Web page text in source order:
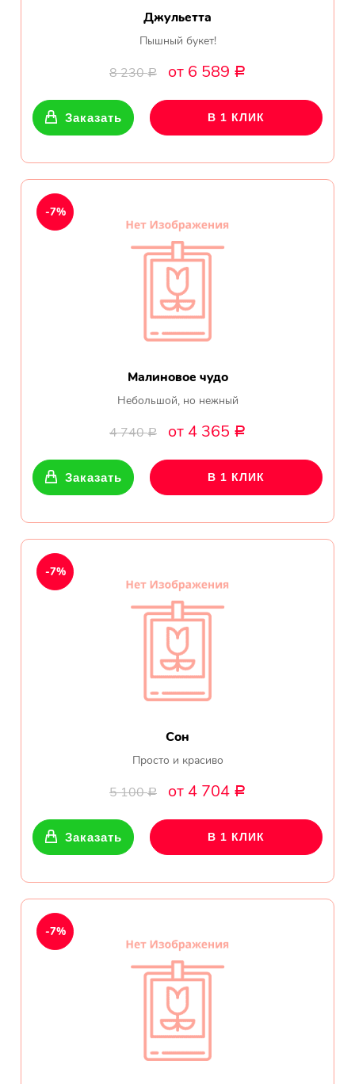
Джульетта
Пышный букет!
8 230Р от 6 589 Р
Заказать В 1 КЛИК
Малиновое чудо
Небольшой, но нежный
4 740Р от 4 365 Р
-7%
Заказать В 1 КЛИК
Сон
Просто и красиво
5 100Р от 4 704 Р
-7%
Заказать В 1 КЛИК
-7%